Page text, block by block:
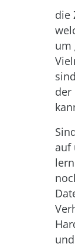
die
um
der
auf